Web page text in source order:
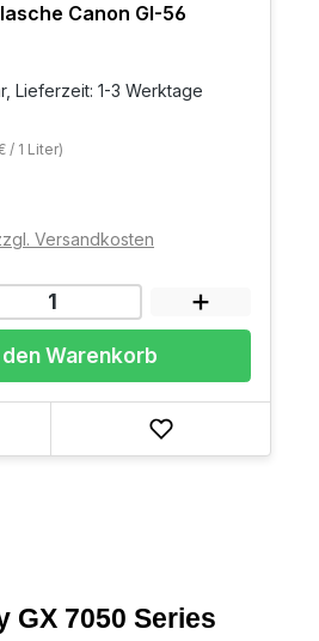
Canon GI-56
Lieferzeit: 1-3 Werktage
/ 1 Liter)
Versandkosten
den Warenkorb
GX 7050 Series